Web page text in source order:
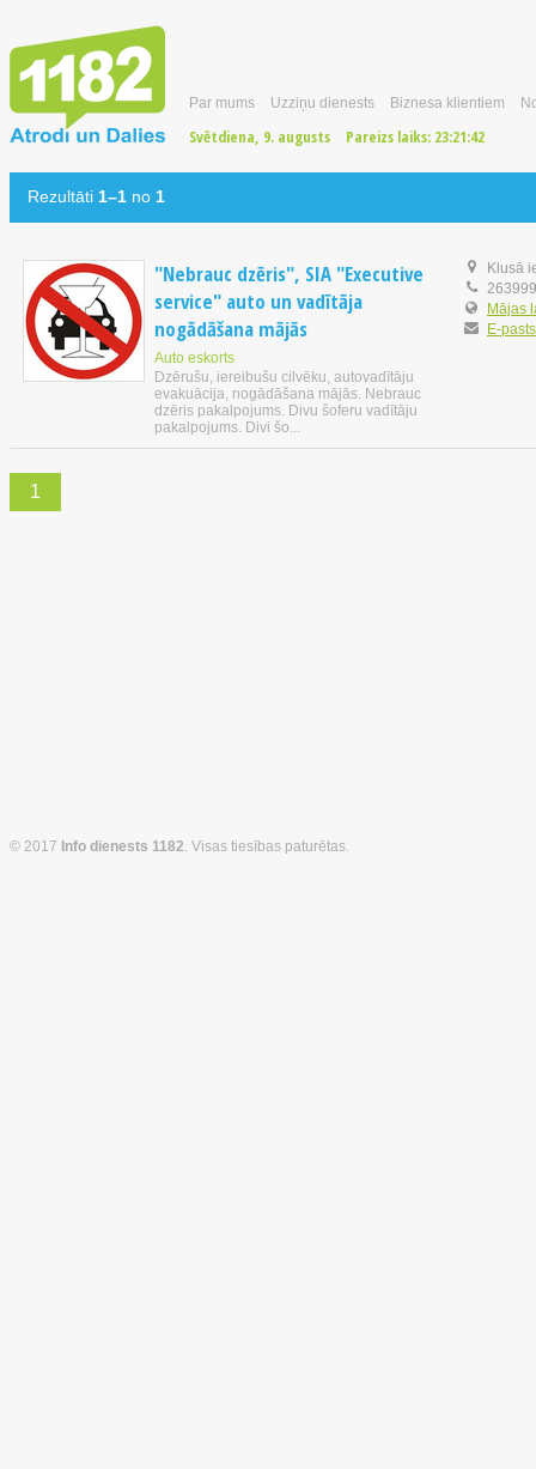
Par mums Uzziņu dienests Biznesa klientiem
Svētdiena, 9. augusts Pareizs laiks: 23:21:42
Rezultāti 1–1 no 1
"Nebrauc dzēris", SIA "Executive
service" auto un vadītāja
nogādāšana mājās
Auto eskorts
Dzērušu, iereibušu cilvēku, autovadītāju
evakuācija, nogādāšana mājās. Nebrauc
dzēris pakalpojums. Divu šoferu vadītāju
pakalpojums. Divi šo...
Klusā
Mājas
E-pasts
1
© 2017 Info dienests 1182 . Visas tiesības paturētas.